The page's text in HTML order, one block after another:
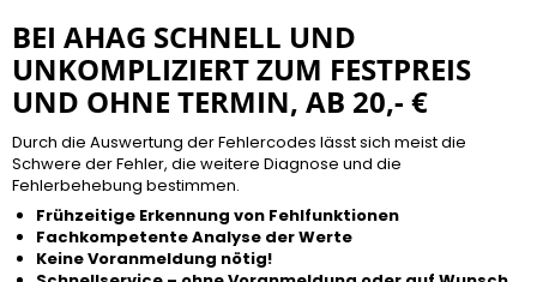
BEI AHAG SCHNELL UND
UNKOMPLIZIERT ZUM FESTPREIS
UND OHNE TERMIN, AB 20,- €
Durch die Auswertung der Fehlercodes lässt sich meist die
Schwere der Fehler, die weitere Diagnose und die
Fehlerbehebung bestimmen.
Frühzeitige Erkennung von Fehlfunktionen
Fachkompetente Analyse der Werte
Keine Voranmeldung nötig!